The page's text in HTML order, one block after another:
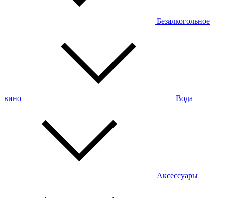
Безалкогольное
вино Вода
Аксессуары